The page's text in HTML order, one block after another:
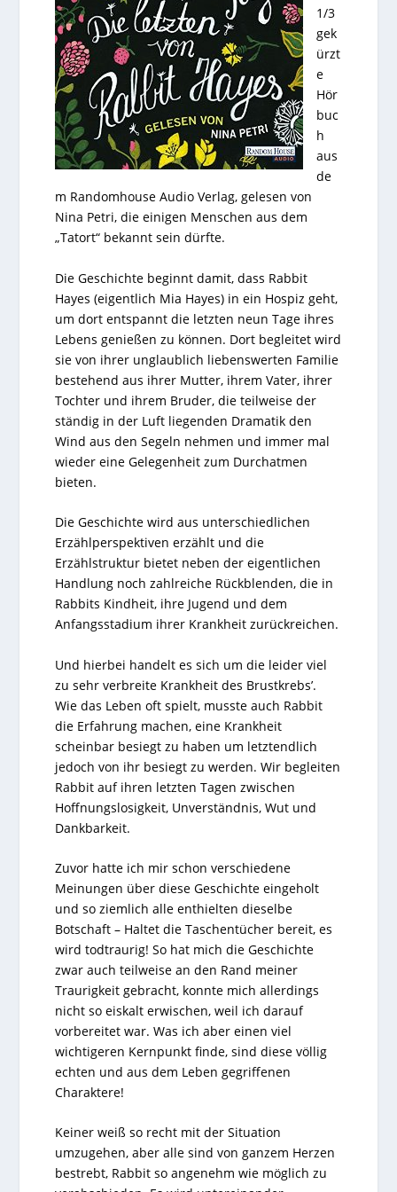
1/3
gek
ürzt
e
Hör
buc
h
aus
de
m Randomhouse Audio Verlag, gelesen von
Nina Petri, die einigen Menschen aus dem
„Tatort“ bekannt sein dürfte.
Die Geschichte beginnt damit, dass Rabbit
Hayes (eigentlich Mia Hayes) in ein Hospiz geht,
um dort entspannt die letzten neun Tage ihres
Lebens genießen zu können. Dort begleitet wird
sie von ihrer unglaublich liebenswerten Familie
bestehend aus ihrer Mutter, ihrem Vater, ihrer
Tochter und ihrem Bruder, die teilweise der
ständig in der Luft liegenden Dramatik den
Wind aus den Segeln nehmen und immer mal
wieder eine Gelegenheit zum Durchatmen
bieten.
Die Geschichte wird aus unterschiedlichen
Erzählperspektiven erzählt und die
Erzählstruktur bietet neben der eigentlichen
Handlung noch zahlreiche Rückblenden, die in
Rabbits Kindheit, ihre Jugend und dem
Anfangsstadium ihrer Krankheit zurückreichen.
Und hierbei handelt es sich um die leider viel
zu sehr verbreite Krankheit des Brustkrebs’.
Wie das Leben oft spielt, musste auch Rabbit
die Erfahrung machen, eine Krankheit
scheinbar besiegt zu haben um letztendlich
jedoch von ihr besiegt zu werden. Wir begleiten
Rabbit auf ihren letzten Tagen zwischen
Hoffnungslosigkeit, Unverständnis, Wut und
Dankbarkeit.
Zuvor hatte ich mir schon verschiedene
Meinungen über diese Geschichte eingeholt
und so ziemlich alle enthielten dieselbe
Botschaft – Haltet die Taschentücher bereit, es
wird todtraurig! So hat mich die Geschichte
zwar auch teilweise an den Rand meiner
Traurigkeit gebracht, konnte mich allerdings
nicht so eiskalt erwischen, weil ich darauf
vorbereitet war. Was ich aber einen viel
wichtigeren Kernpunkt finde, sind diese völlig
echten und aus dem Leben gegriffenen
Charaktere!
Keiner weiß so recht mit der Situation
umzugehen, aber alle sind von ganzem Herzen
bestrebt, Rabbit so angenehm wie möglich zu